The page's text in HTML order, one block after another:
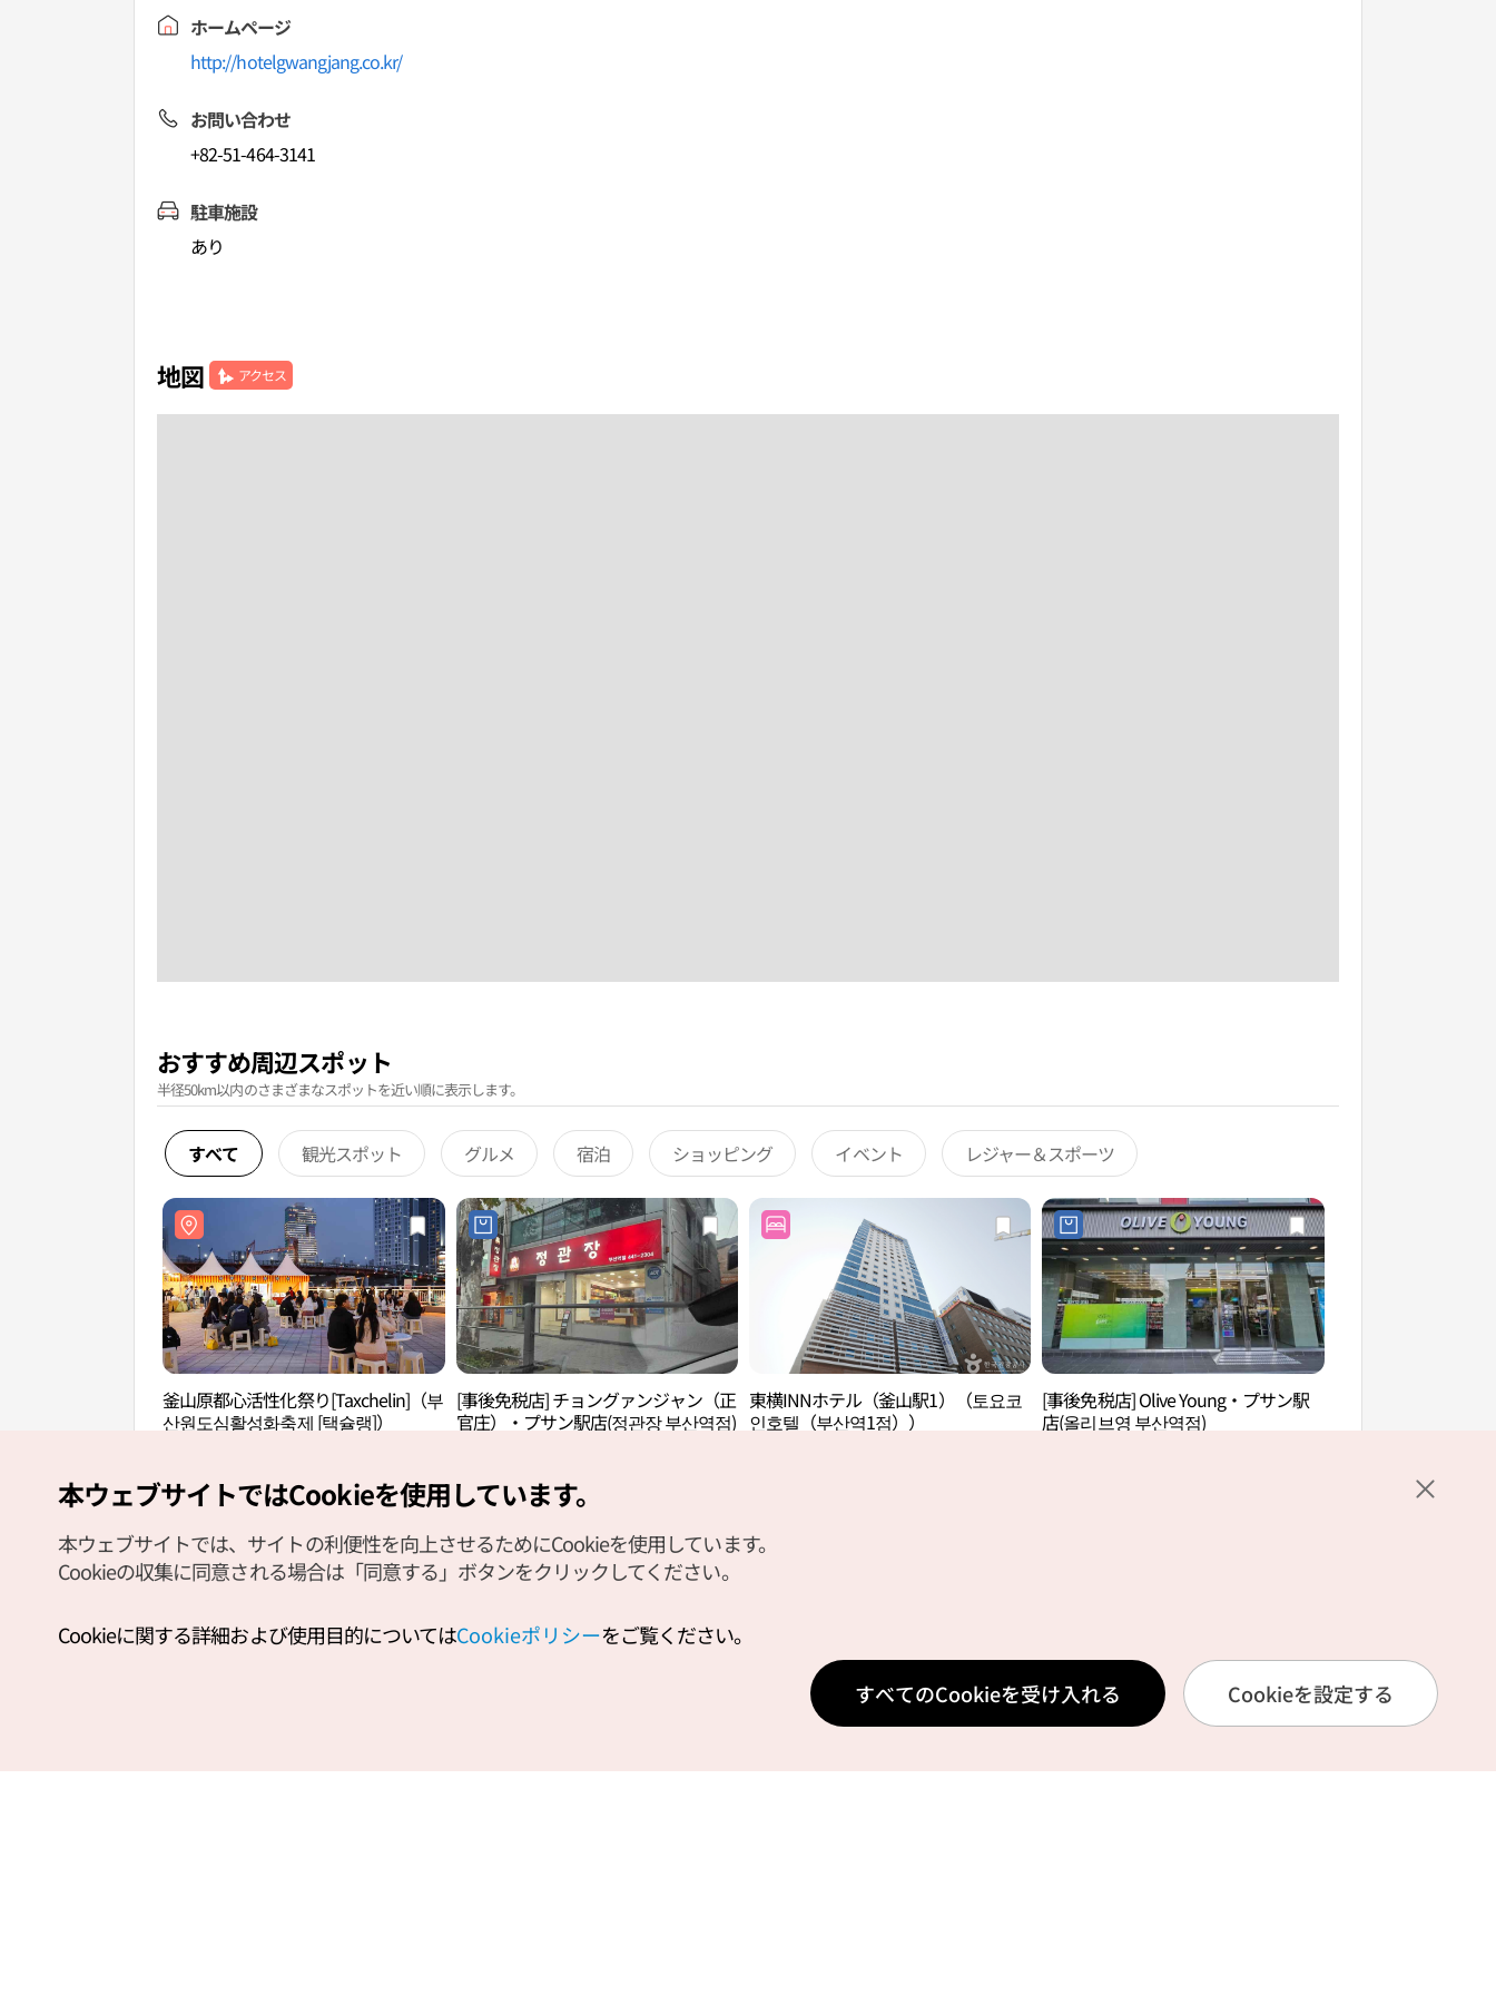
ホームページ
http://hotelgwangjang.co.kr/
お問い合わせ
+82-51-464-3141
駐車施設
あり
地図 アクセス
おすすめ周辺スポット
半径50km以内のさまざまなスポットを近い順に表示します。
すべて 観光スポット グルメ 宿泊 ショッピング イベント レジャー＆スポーツ
釜山原都心活性化祭り[Taxchelin]（부
산원도심활성화축제 [택슐랭]）
[事後免税店] チョングァンジャン（正
官庄）・プサン駅店(정관장 부산역점)
東横INNホテル（釜山駅1）（토요코
인호텔（부산역1점））
[事後免税店] Olive Young・プサン駅
店(올리브영 부산역점)
ザ·ポートホテル (더포트호텔) 釜山ピョンサノク（부산 평산옥）
張起呂記念館（장
터）
本ウェブサイトではCookieを使用しています。
本ウェブサイトでは、サイトの利便性を向上させるためにCookieを使用しています。
Cookieの収集に同意される場合は「同意する」ボタンをクリックしてください。
Cookieに関する詳細および使用目的についてはCookieポリシーをご覧ください。
すべてのCookieを受け入れる Cookieを設定する